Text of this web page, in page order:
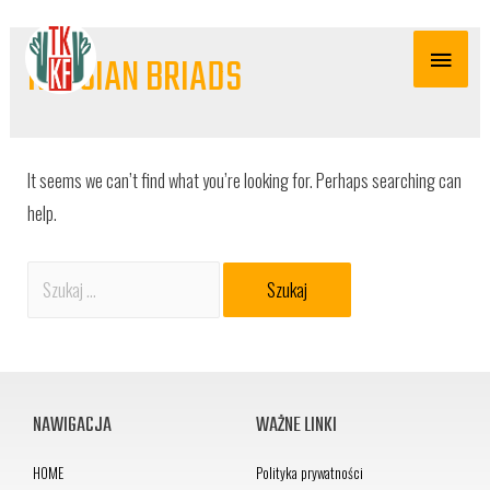
RUSSIAN BRIADS
It seems we can’t find what you’re looking for. Perhaps searching can
help.
NAWIGACJA
HOME
WAŻNE LINKI
Polityka prywatności